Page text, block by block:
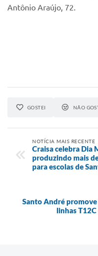
Antônio Araújo, 72.
GOSTEI NÃO
NOTÍCIA MAIS RECENTE
Craisa celebra Dia
produzindo mais
para escolas de
Santo André
linhas